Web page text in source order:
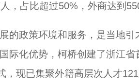
，占比超过50%，外商达到
政策环境和服务，是当地引
际化优势，柯桥创建了浙江
，现已集聚外籍高层次人才